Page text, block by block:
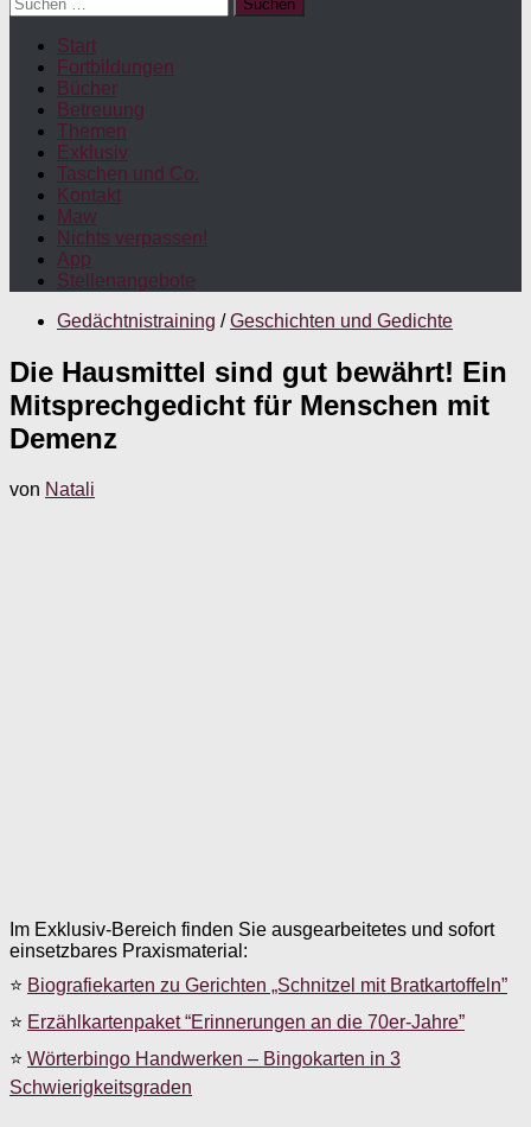
nach:
Start
Fortbildungen
Bücher
Betreuung
Themen
Exklusiv
Taschen und Co.
Kontakt
Maw
Nichts verpassen!
App
Stellenangebote
Gedächtnistraining / Geschichten und Gedichte
Die Hausmittel sind gut bewährt! Ein
Mitsprechgedicht für Menschen mit
Demenz
von Natali
Im Exklusiv-Bereich finden Sie ausgearbeitetes und sofort
einsetzbares Praxismaterial:
⭐ Biografiekarten zu Gerichten „Schnitzel mit Bratkartoffeln”
⭐ Erzählkartenpaket “Erinnerungen an die 70er-Jahre”
⭐ Wörterbingo Handwerken – Bingokarten in 3
Schwierigkeitsgraden